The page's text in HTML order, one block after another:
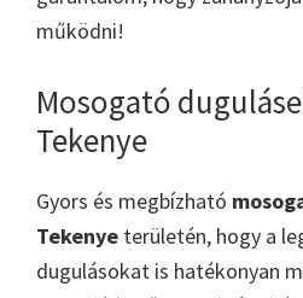
működni!
Mosogató
Tekenye
Gyors és megbízható
Tekenye területén, hogy a
dugulásokat is hatékonyan